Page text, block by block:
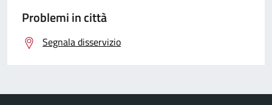
Problemi in città
Segnala disservizio